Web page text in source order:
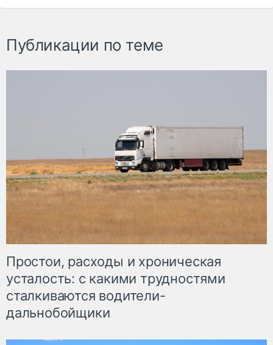
Публикации по теме
Простои, расходы и хроническая
усталость: с какими трудностями
сталкиваются водители-
дальнобойщики